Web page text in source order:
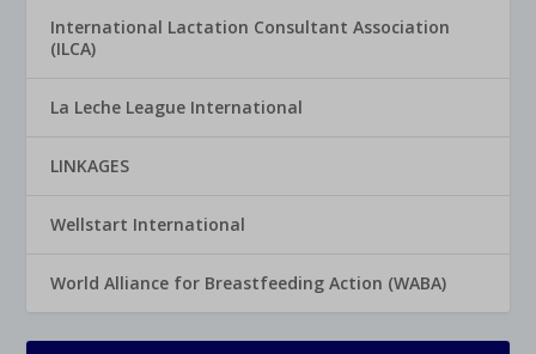
International Lactation Consultant Association
(ILCA)
La Leche League International
LINKAGES
Wellstart International
World Alliance for Breastfeeding Action (WABA)